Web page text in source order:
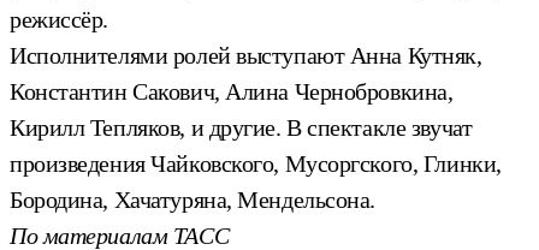
режиссёр.
Исполнителями ролей выступают Анна Кутняк,
Константин Сакович, Алина Чернобровкина,
Кирилл Тепляков, и другие. В спектакле звучат
произведения Чайковского, Мусоргского, Глинки,
Бородина, Хачатуряна, Мендельсона.
По материалам ТАСС